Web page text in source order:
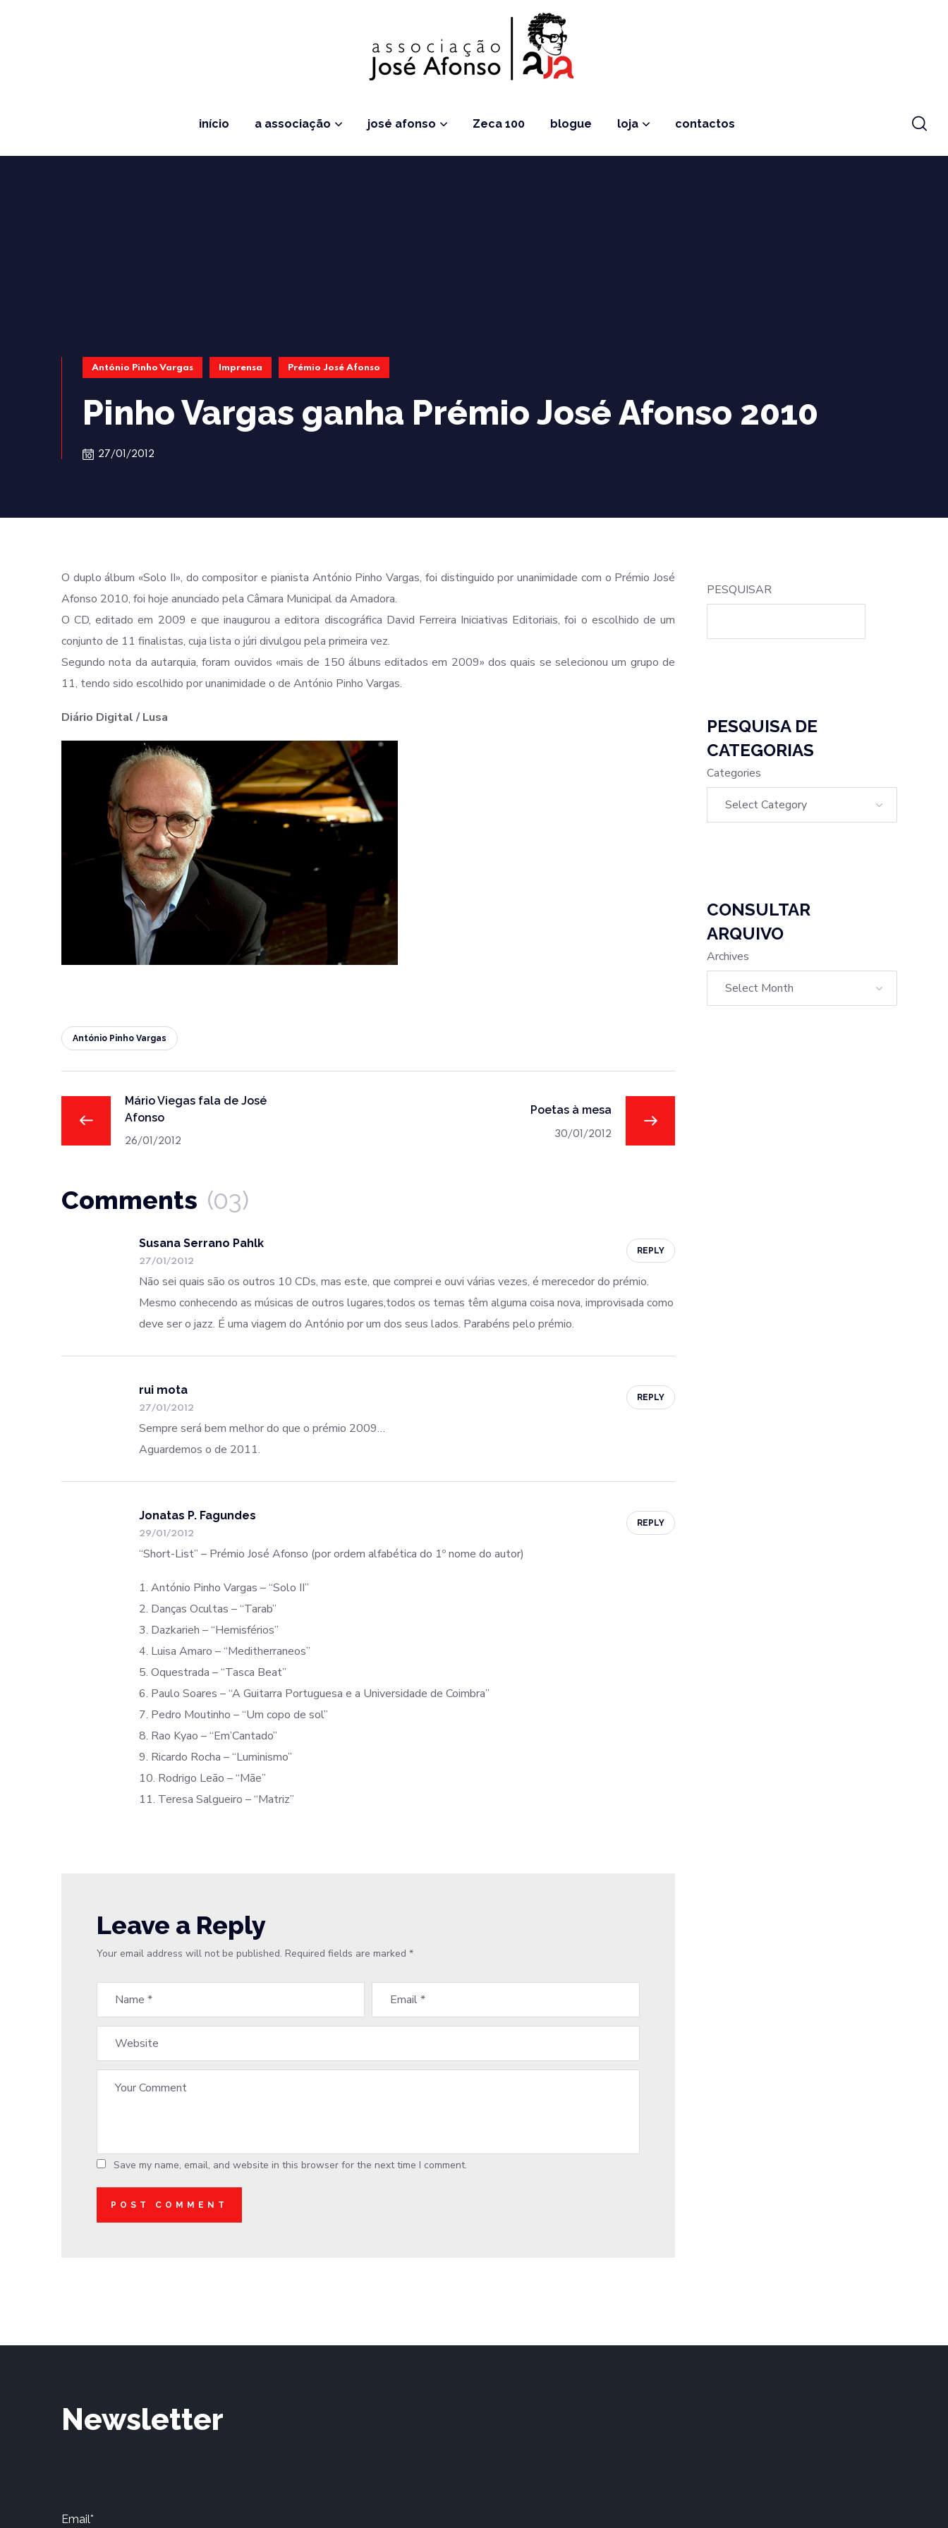
início a associação josé afonso Zeca 100 blogue loja contactos
António Pinho Vargas Imprensa Prémio José Afonso
Pinho Vargas ganha Prémio José Afonso 2010
27/01/2012
O duplo álbum «Solo II», do compositor e pianista António Pinho Vargas, foi distinguido por unanimidade com o Prémio José
Afonso 2010, foi hoje anunciado pela Câmara Municipal da Amadora.
O CD, editado em 2009 e que inaugurou a editora discográfica David Ferreira Iniciativas Editoriais, foi o escolhido de um
conjunto de 11 finalistas, cuja lista o júri divulgou pela primeira vez.
Segundo nota da autarquia, foram ouvidos «mais de 150 álbuns editados em 2009» dos quais se selecionou um grupo de
11, tendo sido escolhido por unanimidade o de António Pinho Vargas.
Diário Digital / Lusa
António Pinho Vargas
Mário Viegas fala de José
Afonso
26/01/2012
Poetas à mesa
30/01/2012
Comments (03)
Susana Serrano Pahlk
27/01/2012
Não sei quais são os outros 10 CDs, mas este, que comprei e ouvi várias vezes, é merecedor do prémio.
Mesmo conhecendo as músicas de outros lugares,todos os temas têm alguma coisa nova, improvisada como
deve ser o jazz. É uma viagem do António por um dos seus lados. Parabéns pelo prémio.
REPLY
rui mota
27/01/2012
Sempre será bem melhor do que o prémio 2009…
Aguardemos o de 2011.
REPLY
Jonatas P. Fagundes
29/01/2012
“Short-List” – Prémio José Afonso (por ordem alfabética do 1º nome do autor)
1. António Pinho Vargas – “Solo II”
2. Danças Ocultas – “Tarab”
3. Dazkarieh – “Hemisférios”
4. Luisa Amaro – “Meditherraneos”
5. Oquestrada – “Tasca Beat”
6. Paulo Soares – “A Guitarra Portuguesa e a Universidade de Coimbra”
7. Pedro Moutinho – “Um copo de sol”
8. Rao Kyao – “Em’Cantado”
9. Ricardo Rocha – “Luminismo”
10. Rodrigo Leão – “Mãe”
11. Teresa Salgueiro – “Matriz”
REPLY
Leave a Reply
Your email address will not be published. Required fields are marked *
Save my name, email, and website in this browser for the next time I comment.
PESQUISAR
PESQUISA DE
CATEGORIAS
Categories
CONSULTAR
ARQUIVO
Archives
Newsletter
Email*